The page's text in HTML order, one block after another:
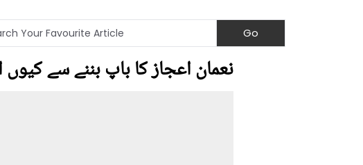
نعمان اعجاز کا باپ بننے سے